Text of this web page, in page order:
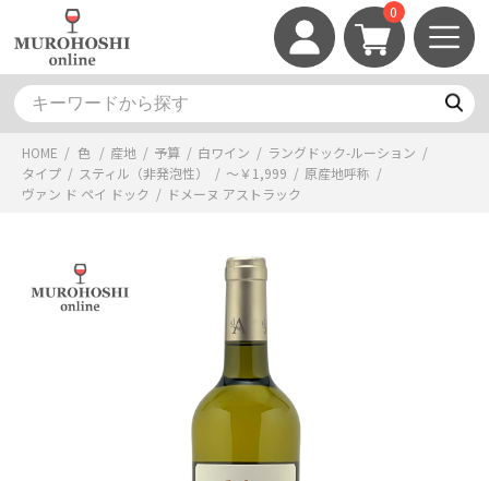
0
HOME / 色 / 産地 / 予算 / 白ワイン / ラングドック-ルーション /
タイプ / スティル（非発泡性） / ～￥1,999 / 原産地呼称 /
ヴァン ド ペイ ドック / ドメーヌ アストラック